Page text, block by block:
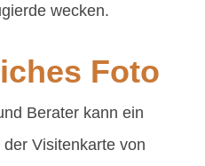
wecken.
Foto
Berater kann ein
Visitenkarte von